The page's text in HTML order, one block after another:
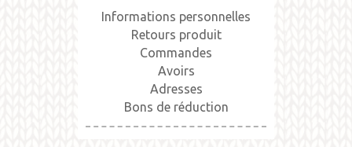
Informations personnelles
Retours produit
Commandes
Avoirs
Adresses
Bons de réduction